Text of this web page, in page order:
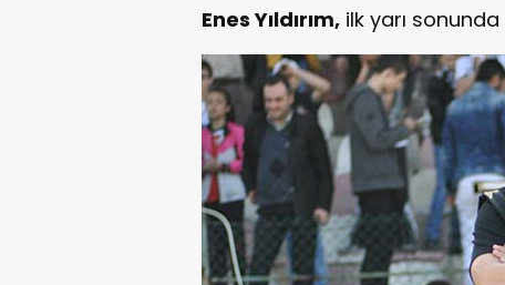
Enes Yıldırım, ilk yarı sonunda